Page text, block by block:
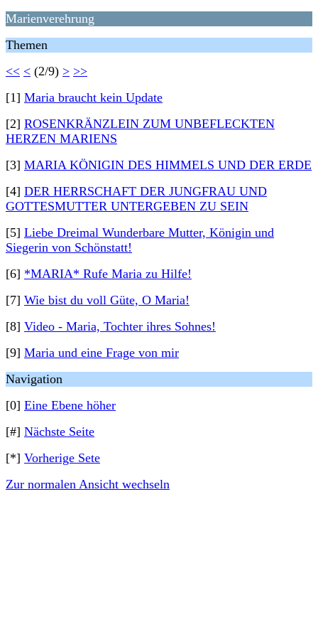
Marienverehrung
Themen
<< < (2/9) > >>
[1] Maria braucht kein Update
[2] ROSENKRÄNZLEIN ZUM UNBEFLECKTEN
HERZEN MARIENS
[3] MARIA KÖNIGIN DES HIMMELS UND DER ERDE
[4] DER HERRSCHAFT DER JUNGFRAU UND
GOTTESMUTTER UNTERGEBEN ZU SEIN
[5] Liebe Dreimal Wunderbare Mutter, Königin und
Siegerin von Schönstatt!
[6] *MARIA* Rufe Maria zu Hilfe!
[7] Wie bist du voll Güte, O Maria!
[8] Video - Maria, Tochter ihres Sohnes!
[9] Maria und eine Frage von mir
Navigation
[0] Eine Ebene höher
[#] Nächste Seite
[*] Vorherige Sete
Zur normalen Ansicht wechseln